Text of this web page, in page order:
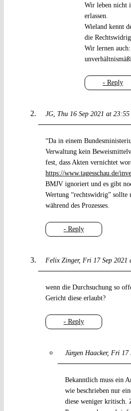
- Reply
Wir leben nicht
erlassen.
Wieland kennt
die
Wir lernen
JG Thu 16 Sep 2021 at 23:55
- Reply
“Da in einem
Verwaltung kein
fest, dass Akten vernichtet
https://www.tagesschau.de/
BMJV ignoriert und es gibt
Wertung “rechtswidrig”
während des Prozesses.
Felix Zinger Fri 17 Sep 2021
- Reply
wenn die Durchsuchung so
Gericht diese erlaubt?
Jürgen Haacker Fri 17
Bekanntlich muss ein
wie beschrieben nur
diese weniger kritisch.